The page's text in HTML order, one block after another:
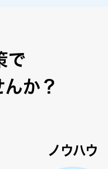
で
か？
ノウハウ